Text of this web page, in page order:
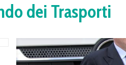
dei Trasporti